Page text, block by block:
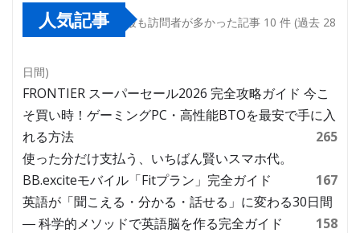
人気記事 最も訪問者が多かった記事 10 件 (過去 28
日間)
FRONTIER スーパーセール2026 完全攻略ガイド 今こ
そ買い時！ゲーミングPC・高性能BTOを最安で手に入
れる方法
265
使った分だけ支払う、いちばん賢いスマホ代。
BB.exciteモバイル「Fitプラン」完全ガイド
167
英語が「聞こえる・分かる・話せる」に変わる30日間
― 科学的メソッドで英語脳を作る完全ガイド
158